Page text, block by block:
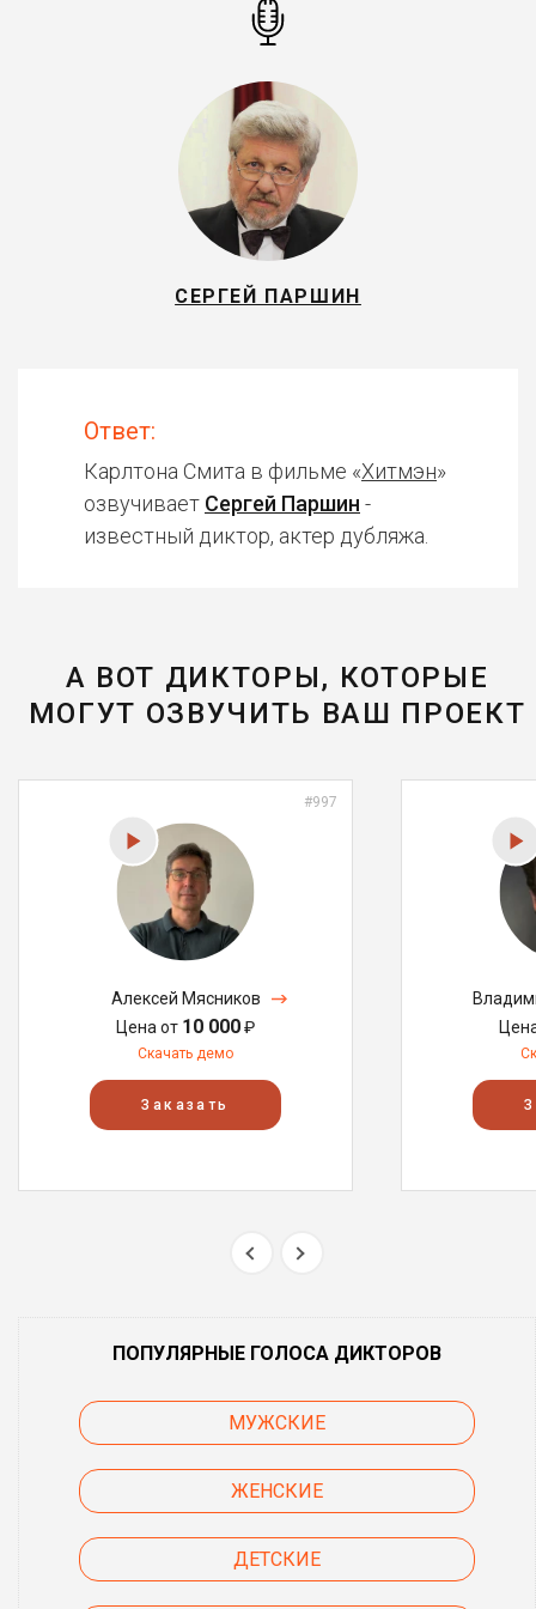
СЕРГЕЙ ПАРШИН
Ответ:
Карлтона Смита в фильме «Хитмэн»
озвучивает Сергей Паршин -
известный диктор, актер дубляжа.
А ВОТ ДИКТОРЫ, КОТОРЫЕ
МОГУТ ОЗВУЧИТЬ ВАШ ПРОЕКТ
#997
Алексей Мясников
Цена от 10 000₽
Скачать демо
Заказать
ПОПУЛЯРНЫЕ ГОЛОСА ДИКТОРОВ
МУЖСКИЕ
ЖЕНСКИЕ
ДЕТСКИЕ